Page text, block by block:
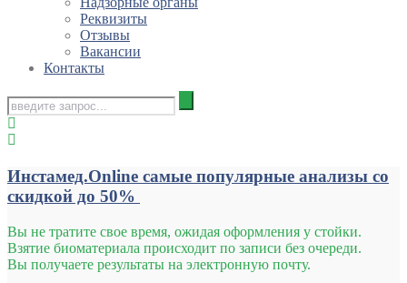
Реквизиты
Отзывы
Вакансии
Контакты
Инстамед.Online самые популярные анализы со
скидкой до 50%
Вы не тратите свое время, ожидая оформления у стойки.
Взятие биоматериала происходит по записи без очереди.
Вы получаете результаты на электронную почту.